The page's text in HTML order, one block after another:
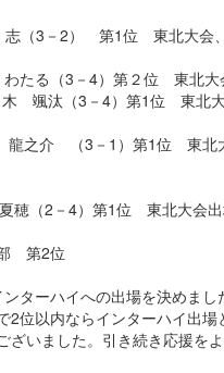
（3－2） 第1位 東北大会、
たる（3－4）第２位 東北大
颯汰（3－4）第1位 東北大
之介 （3－1）第1位 東北
穂（2－4）第1位 東北大会
第2位
ターハイへの出場を決めまし
2位以内ならインターハイ出場
ざいました。引き続き応援を